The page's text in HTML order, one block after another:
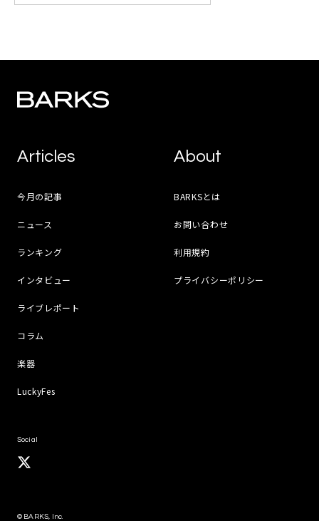
Articles
今月の記事
ニュース
ランキング
インタビュー
ライブレポート
コラム
楽器
LuckyFes
About
BARKSとは
お問い合わせ
利用規約
プライバシーポリシー
Social
© BARKS, Inc.